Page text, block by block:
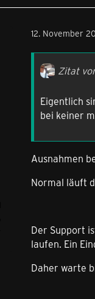
12. November
Zitat
Eigentlich
bei keiner
Ausnahmen
Normal läuft
Der Support
laufen. Ein
Daher warte